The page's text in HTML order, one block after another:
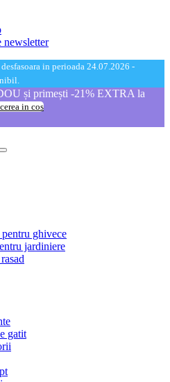
newsletter
in perioada 24.07.2026 -
și primești -21% EXTRA la
in cos
ghivece
jardiniere
gatit